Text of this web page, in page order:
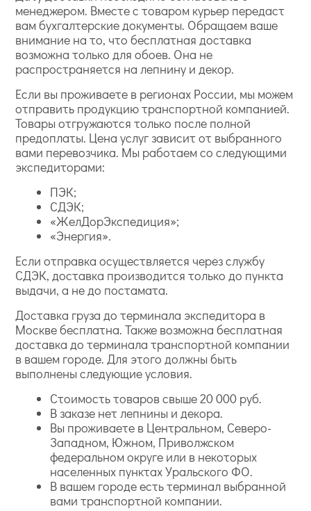
менеджером. Вместе с товаром курьер передаст
вам бухгалтерские документы. Обращаем ваше
внимание на то, что бесплатная доставка
возможна только для обоев. Она не
распространяется на лепнину и декор.
Если вы проживаете в регионах России, мы можем
отправить продукцию транспортной компанией.
Товары отгружаются только после полной
предоплаты. Цена услуг зависит от выбранного
вами перевозчика. Мы работаем со следующими
экспедиторами:
ПЭК;
СДЭК;
«ЖелДорЭкспедиция»;
«Энергия».
Если отправка осуществляется через службу
СДЭК, доставка производится только до пункта
выдачи, а не до постамата.
Доставка груза до терминала экспедитора в
Москве бесплатна. Также возможна бесплатная
доставка до терминала транспортной компании
в вашем городе. Для этого должны быть
выполнены следующие условия.
Стоимость товаров свыше 20 000 руб.
В заказе нет лепнины и декора.
Вы проживаете в Центральном, Северо-
Западном, Южном, Приволжском
федеральном округе или в некоторых
населенных пунктах Уральского ФО.
В вашем городе есть терминал выбранной
вами транспортной компании.